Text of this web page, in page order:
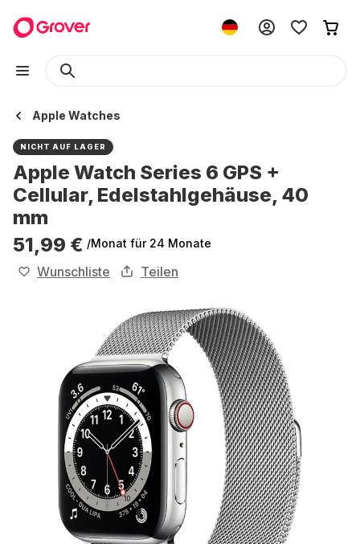
Apple Watches
NICHT AUF LAGER
Apple Watch Series 6 GPS +
Cellular, Edelstahlgehäuse, 40
mm
51,99 € /Monat für 24 Monate
Wunschliste Teilen